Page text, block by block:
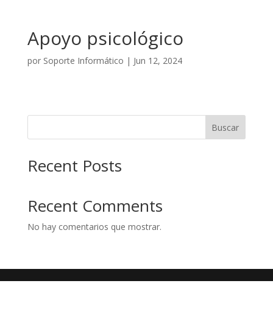
Apoyo psicológico
por Soporte Informático | Jun 12, 2024
Buscar
Recent Posts
Recent Comments
No hay comentarios que mostrar.